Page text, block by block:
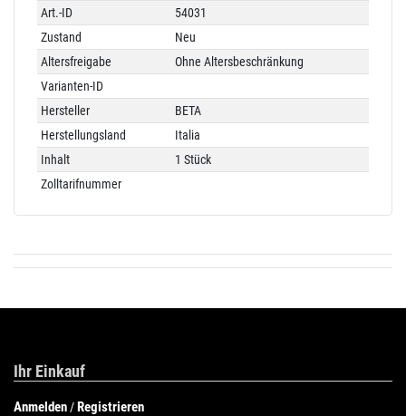
Technisches
Merkmal
Wert
Art.-ID
54031
Zustand
Neu
Altersfreigabe
Ohne Altersbeschränkung
Varianten-ID
Hersteller
BETA
Herstellungsland
Italia
Inhalt
1 Stück
Zolltarifnummer
Ihr Einkauf
Anmelden /Registrieren